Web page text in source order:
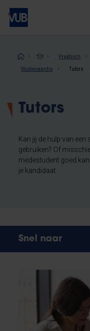
Overslaan
naar
inhoud
Praktisch
Studievaardig Tutors
Tutors
Kan jij de hulp van
gebruiken? Of
medestudent goed
je kandidaat.
Snel naar